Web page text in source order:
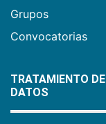
Grupos
Convocatorias
TRATAMIENTO DE
DATOS